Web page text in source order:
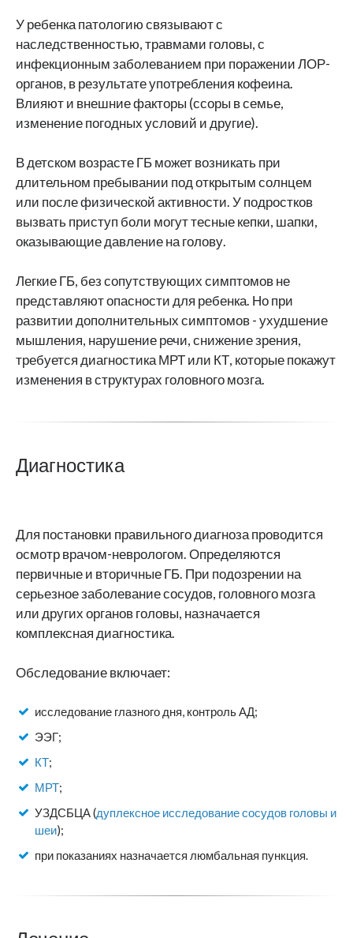
У ребенка патологию связывают с
наследственностью, травмами головы, с
инфекционным заболеванием при поражении ЛОР-
органов, в результате употребления кофеина.
Влияют и внешние факторы (ссоры в семье,
изменение погодных условий и другие).
В детском возрасте ГБ может возникать при
длительном пребывании под открытым солнцем
или после физической активности. У подростков
вызвать приступ боли могут тесные кепки, шапки,
оказывающие давление на голову.
Легкие ГБ, без сопутствующих симптомов не
представляют опасности для ребенка. Но при
развитии дополнительных симптомов - ухудшение
мышления, нарушение речи, снижение зрения,
требуется диагностика МРТ или КТ, которые покажут
изменения в структурах головного мозга.
Диагностика
Для постановки правильного диагноза проводится
осмотр врачом-неврологом. Определяются
первичные и вторичные ГБ. При подозрении на
серьезное заболевание сосудов, головного мозга
или других органов головы, назначается
комплексная диагностика.
Обследование включает:
исследование глазного дня, контроль АД;
ЭЭГ;
КТ;
МРТ;
УЗДСБЦА (дуплексное исследование сосудов головы и
шеи);
при показаниях назначается люмбальная пункция.